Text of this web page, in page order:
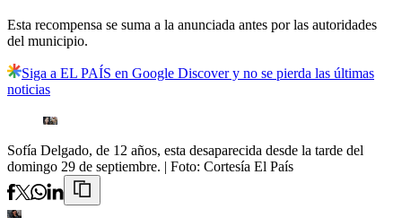
Esta recompensa se suma a la anunciada antes por las autoridades
del municipio.
Siga a EL PAÍS en Google Discover y no se pierda las últimas
noticias
Sofía Delgado, de 12 años, esta desaparecida desde la tarde del
domingo 29 de septiembre. | Foto: Cortesía El País